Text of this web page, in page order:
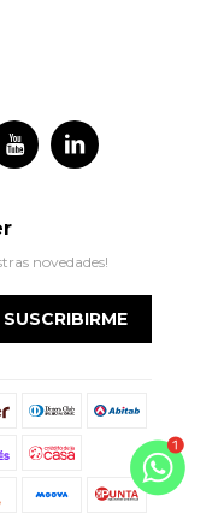
 
novedades!
SUSCRIBIRME